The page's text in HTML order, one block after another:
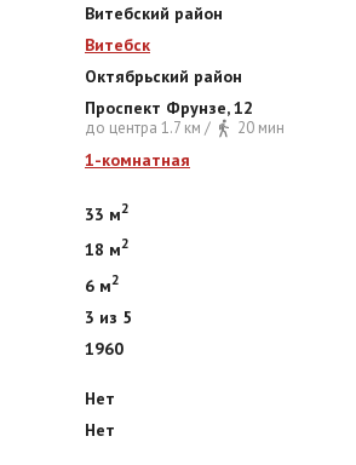
предусмотрена скидка.
Витебский район
Витебск
Октябрьский район
Проспект Фрунзе, 12
до центра 1.7 км / 20 мин
1-комнатная
33 м2
18 м2
6 м2
3 из 5
1960
Нет
Нет